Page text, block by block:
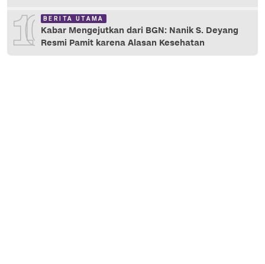
10 BERITA UTAMA
Kabar Mengejutkan dari BGN: Nanik S. Deyang
Resmi Pamit karena Alasan Kesehatan